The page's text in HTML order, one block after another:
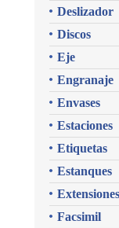
Deslizador
Discos
Eje
Engranaje
Envases
Estaciones
Etiquetas
Estanques
Extensiones
Facsimil